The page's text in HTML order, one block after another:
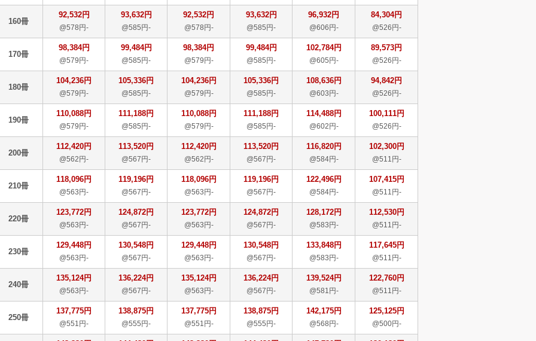
160冊
92,532円
@578円-
93,632円
@585円-
92,532円
@578円-
93,632円
@585円-
96,932円
@606円-
84,304円
@526円-
170冊
98,384円
@579円-
99,484円
@585円-
98,384円
@579円-
99,484円
@585円-
102,784円
@605円-
89,573円
@526円-
180冊
104,236円
@579円-
105,336円
@585円-
104,236円
@579円-
105,336円
@585円-
108,636円
@603円-
94,842円
@526円-
190冊
110,088円
@579円-
111,188円
@585円-
110,088円
@579円-
111,188円
@585円-
114,488円
@602円-
100,111円
@526円-
200冊
112,420円
@562円-
113,520円
@567円-
112,420円
@562円-
113,520円
@567円-
116,820円
@584円-
102,300円
@511円-
210冊
118,096円
@563円-
119,196円
@567円-
118,096円
@563円-
119,196円
@567円-
122,496円
@584円-
107,415円
@511円-
220冊
123,772円
@563円-
124,872円
@567円-
123,772円
@563円-
124,872円
@567円-
128,172円
@583円-
112,530円
@511円-
230冊
129,448円
@563円-
130,548円
@567円-
129,448円
@563円-
130,548円
@567円-
133,848円
@583円-
117,645円
@511円-
240冊
135,124円
@563円-
136,224円
@567円-
135,124円
@563円-
136,224円
@567円-
139,524円
@581円-
122,760円
@511円-
250冊
137,775円
@551円-
138,875円
@555円-
137,775円
@551円-
138,875円
@555円-
142,175円
@568円-
125,125円
@500円-